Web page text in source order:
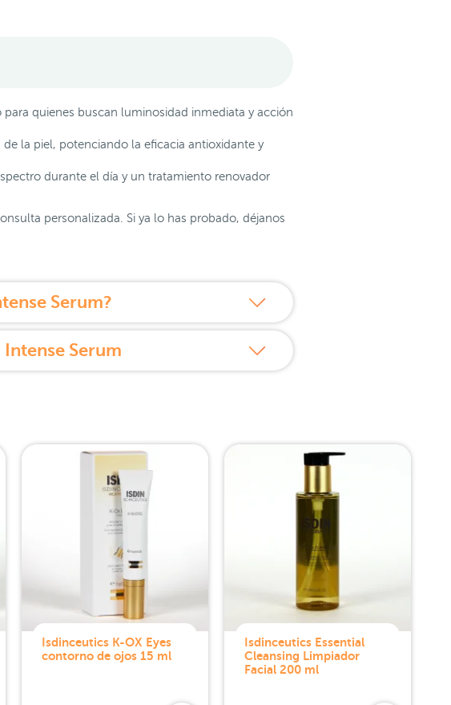
quienes buscan luminosidad inmediata y acción
la piel, potenciando la eficacia antioxidante y
durante el día y un tratamiento renovador
personalizada. Si ya lo has probado, déjanos
Serum?
Serum
Isdinceutics K-OX Eyes
contorno de ojos 15 ml
Isdinceutics Essential
Cleansing Limpiador
Facial 200 ml